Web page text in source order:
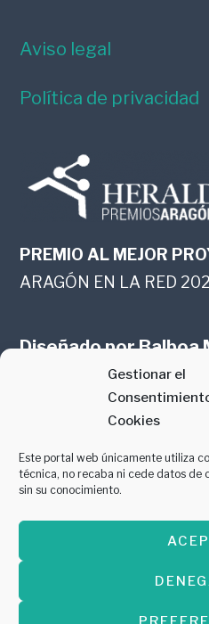
Gestionar el
Cookies
Este portal web únicamente utiliza
técnica, no recaba ni cede datos de
sin su conocimiento.
Aviso legal
Política de privacidad
PREMIO AL MEJOR
ARAGÓN EN LA RED
Diseñado porBalboa
online en Zaragoza
PREMIO AL MEJOR
GASTROMANÍA 2018